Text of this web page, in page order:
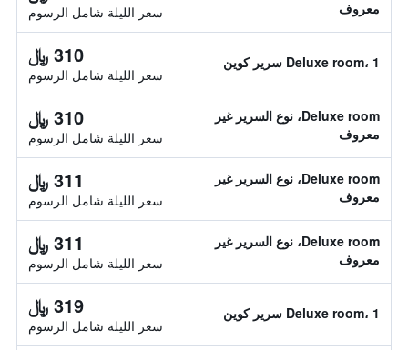
معروف
سعر الليلة شامل الرسوم
Deluxe room، 1 سرير كوين 310 ﷼
سعر الليلة شامل الرسوم
Deluxe room، نوع السرير غير
معروف
310 ﷼
سعر الليلة شامل الرسوم
Deluxe room، نوع السرير غير
معروف
311 ﷼
سعر الليلة شامل الرسوم
Deluxe room، نوع السرير غير
معروف
311 ﷼
سعر الليلة شامل الرسوم
Deluxe room، 1 سرير كوين 319 ﷼
سعر الليلة شامل الرسوم